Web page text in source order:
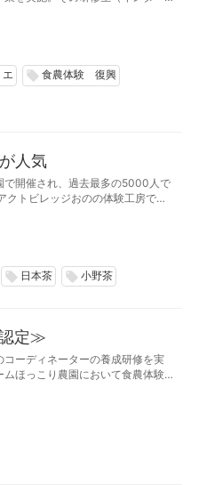
local_offer 食農体験 復興
人気
で開催され、過去最多の5000人で
トビレッジおのの体験工房での
local_offer 日本茶 local_offer 小野茶
定≫
ーディネーターの養成研修を実
ほっこり農園において食農体験